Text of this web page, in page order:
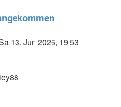
13. Jun 2026, 19:53